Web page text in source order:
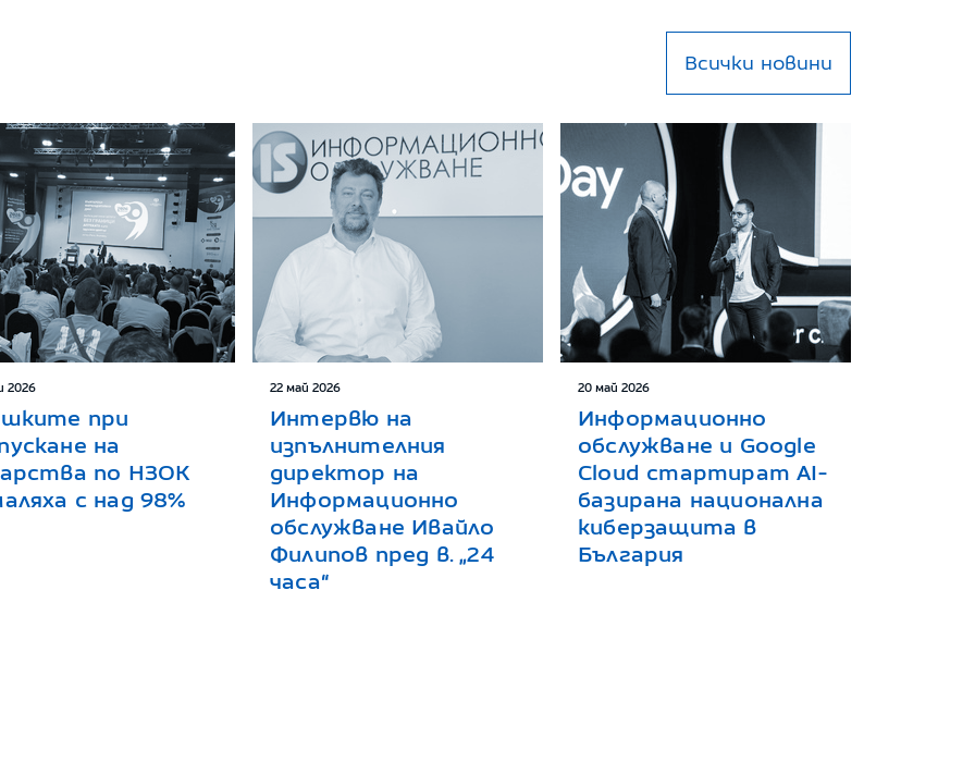
Всички новини
2026
при
на
по НЗОК
с над 98%
22 май 2026
Интервю на
изпълнителния
директор на
Информационно
обслужване Ивайло
Филипов пред в. „24
часа“
20 май 2026
Информационно
обслужване и Google
Cloud стартират AI-
базирана национална
киберзащита в
България